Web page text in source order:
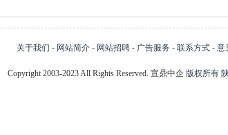
关于我们 - 网站简介 - 网站招聘 - 广告服务 - 联系方式 - 意
Copyright 2003-2023 All Rights Reserved. 宣鼎中企 版权所有